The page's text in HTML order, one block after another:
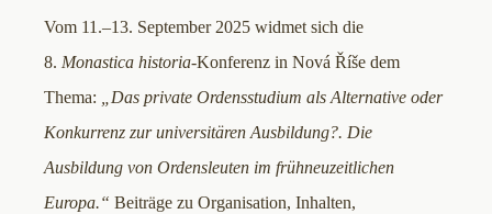
Vom 11.–13. September 2025 widmet sich die
8. Monastica historia-Konferenz in Nová Říše dem
Thema: „Das private Ordensstudium als Alternative oder
Konkurrenz zur universitären Ausbildung?. Die
Ausbildung von Ordensleuten im frühneuzeitlichen
Europa.“ Beiträge zu Organisation, Inhalten,